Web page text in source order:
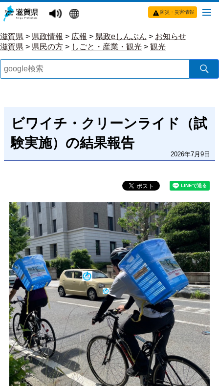
防災・災害情報
滋賀県 > 県政情報 > 広報 > 県政eしんぶん > お知らせ
滋賀県 > 県民の方 > しごと・産業・観光 > 観光
ビワイチ・クリーンライド（試
験実施）の結果報告
2026年7月9日